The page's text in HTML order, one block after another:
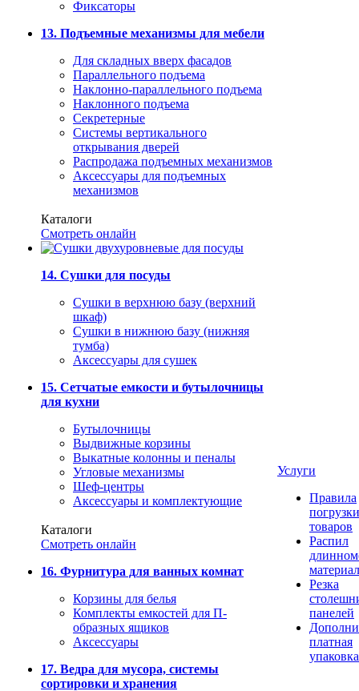
Фиксаторы
13. Подъемные механизмы для мебели
Для складных вверх фасадов
Параллельного подъема
Наклонно-параллельного подъема
Наклонного подъема
Секретерные
Системы вертикального
открывания дверей
Распродажа подъемных механизмов
Аксессуары для подъемных
механизмов
Каталоги
Смотреть онлайн
14. Сушки для посуды
Сушки в верхнюю базу (верхний
шкаф)
Сушки в нижнюю базу (нижняя
тумба)
Аксессуары для сушек
15. Сетчатые емкости и бутылочницы
для кухни
Бутылочницы
Выдвижные корзины
Выкатные колонны и пеналы
Угловые механизмы
Шеф-центры
Аксессуары и комплектующие
Каталоги
Смотреть онлайн
16. Фурнитура для ванных комнат
Корзины для белья
Комплекты емкостей для П-
образных ящиков
Аксессуары
17. Ведра для мусора, системы
сортировки и хранения
Услуги
Правила
погрузки
товаров
Распил
Резка
панелей
платная
упаковка